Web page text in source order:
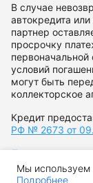
В случае
автокредита
партнер
просрочку
условий
могут быть
коллекторское
Кредит
РФ № 2673 от
Политика в
Согласие на
Мы используем
Подробнее